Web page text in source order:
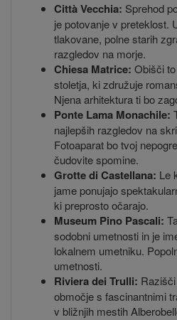
Città Vecchia: Sprehod
je potovanje v preteklost.
tlakovane, polne starih
razgledov na morje.
Chiesa Matrice: Obišči
stoletja, ki združuje
Njena arhitektura ti bo
Ponte Lama Monachile:
najlepših razgledov na
Fotoaparat bo tvoj
čudovite spomine.
Grotte di Castellana: Le
jame ponujajo
ki preprosto očarajo.
Museum Pino Pascali:
sodobni umetnosti in je
lokalnem umetniku.
umetnosti.
Riviera dei Trulli:
območje s fascinantnimi
v bližnjih mestih